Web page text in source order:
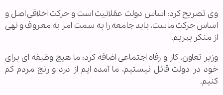
وی تصریح کرد: اساس دولت عقلانیت است و حرکت اخلاقی اصل و
اساس حرکت ماست، باید جامعه را به سمت امر به معروف و نهی
از منکر ببریم.
وزیر تعاون، کار و رفاه اجتماعی اضافه کرد: ما هیچ وظیفه ای برای
خود در دولت قائل نیستیم، ما آمده ایم از درد و رنج مردم کم
کنیم.